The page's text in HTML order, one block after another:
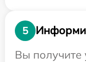
5
Вы получите